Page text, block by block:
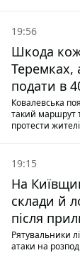
19:56
Шкода
Теремках,
подати в
депутатка
Ковалевська
такий маршрут
протести
19:15
На
склади й
після
ДСНС
Рятувальники
атаки на